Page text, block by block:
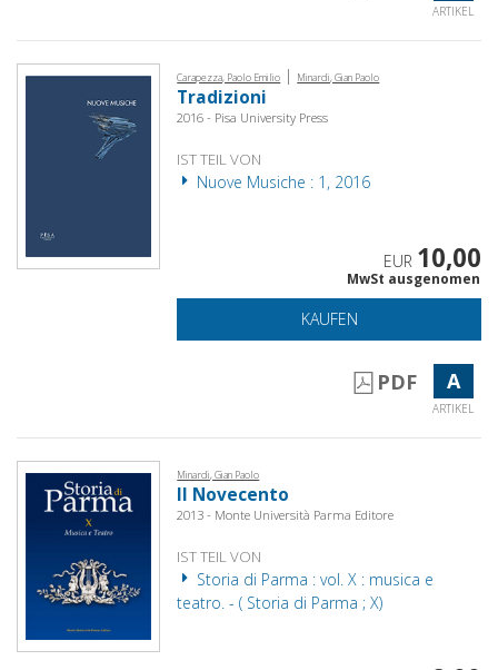
ARTIKEL
Carapezza, Paolo Emilio | Minardi, Gian Paolo
Tradizioni
2016 - Pisa University Press
IST TEIL VON
Nuove Musiche : 1, 2016
EUR 10,00
MwSt ausgenomen
KAUFEN
PDF A
ARTIKEL
Minardi, Gian Paolo
Il Novecento
2013 - Monte Università Parma Editore
IST TEIL VON
Storia di Parma : vol. X : musica e
teatro. - ( Storia di Parma ; X)